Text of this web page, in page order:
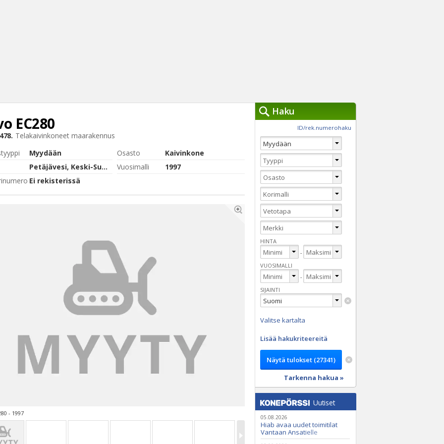
EC280
Telakaivinkoneet maarakennus
Myydään Osasto
Kaivinkone
Petäjävesi, Keski-Suomi Vuosimalli
1997
Ei rekisterissä
- 1997
Haku
ID/rek.numerohaku
HINTA
-
VUOSIMALLI
-
SIJAINTI
Valitse kartalta
Lisää hakukriteereitä
Tarkenna hakua »
Uutiset
05.08.2026
Hiab avaa uudet toimitilat
Vantaan Ansatielle